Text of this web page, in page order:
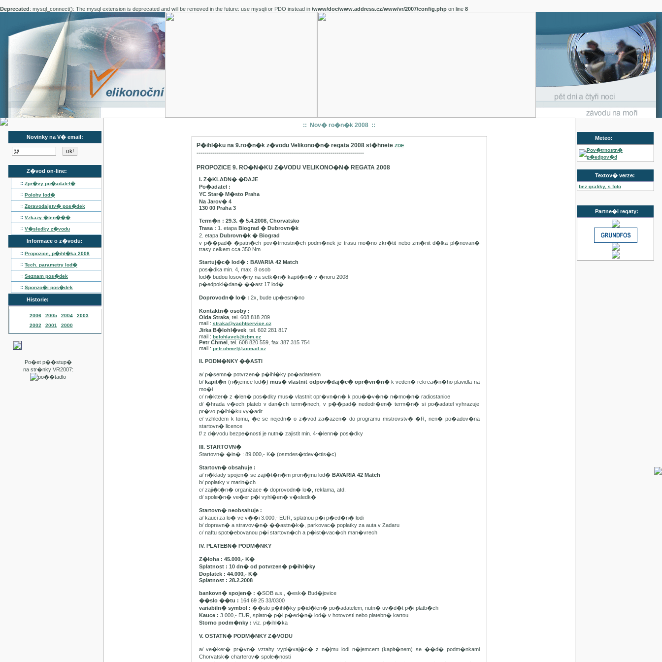
Deprecated: mysql_connect(): The mysql extension is deprecated and will be removed in the future: use mysqli or PDO instead in /www/doc/www.address.cz/www/vr/2007/config.php on line 8
Novinky na V� email:
Z�vod on-line:
:: Zpr�vy po�adatel�
:: Polohy lod�
:: Zpravodajstv� pos�dek
:: Vzkazy �ten���
:: V�sledky z�vodu
Informace o z�vodu:
:: Propozice, p�ihl�ka 2008
:: Tech. parametry lod�
:: Seznam pos�dek
:: Sponzo�i pos�dek
Historie:
2006 2005 2004
2003
2002
2001 2000
Po�et p��stup�
na str�nky VR2007:
:: Nov� ro�n�k 2008 ::
P�ihl�ku na 9.ro�n�k z�vodu Velikono�n� regata 2008 st�hnete ZDE
-------------------------------------------------------------------------------------
PROPOZICE 9. RO�N�KU Z�VODU VELIKONO�N� REGATA 2008
I. Z�KLADN� �DAJE
Po�adatel :
YC Star� M�sto Praha
Na Jarov� 4
130 00 Praha 3
Term�n : 29.3. � 5.4.2008, Chorvatsko
Trasa : 1. etapa Biograd � Dubrovn�k
2. etapa Dubrovn�k � Biograd
v p��pad� �patn�ch pov�trnostn�ch podm�nek je trasu mo�no zkr�tit nebo zm�nit d�lka pl�novan�
trasy celkem cca 350 Nm
Startuj�c� lod� : BAVARIA 42 Match
pos�dka min. 4, max. 8 osob
lod� budou losov�ny na setk�n� kapit�n� v �noru 2008
p�edpokl�dan� ��ast 17 lod�
Doprovodn� lo� : 2x, bude up�esn�no
Kontaktn� osoby :
Olda Straka, tel. 608 818 209
mail : straka@yachtservice.cz
Jirka B�lohl�vek, tel. 602 281 817
mail : belohlavek@zbm.cz
Petr Chmel, tel. 608 820 559, fax 387 315 754
mail : petr.chmel@acmail.cz
II. PODM�NKY ��ASTI
a/ p�semn� potvrzen� p�ihl�ky po�adatelem
b/ kapit�n (n�jemce lod�) mus� vlastnit odpov�daj�c� opr�vn�n� k veden� rekrea�n�ho plavidla na
mo�i
c/ n�kter� z �len� pos�dky mus� vlastnit opr�vn�n� k pou��v�n� n�mo�n� radiostanice
d/ �hrada v�ech plateb v dan�ch term�nech, v p��pad� nedodr�en� term�n� si po�adatel vyhrazuje
pr�vo p�ihl�ku vy�adit
e/ vzhledem k tomu, �e se nejedn� o z�vod za�azen� do programu mistrovstv� �R, nen� po�adov�na
startovn� licence
f/ z d�vodu bezpe�nosti je nutn� zajistit min. 4-�lenn� pos�dky
III. STARTOVN�
Startovn� �in� : 89.000,- K� (osmdes�tdev�ttis�c)
Startovn� obsahuje :
a/ n�klady spojen� se zaji�t�n�m pron�jmu lod� BAVARIA 42 Match
b/ poplatky v marin�ch
c/ zaji�t�n� organizace � doprovodn� lo�, reklama, atd.
d/ spole�n� ve�er p�i vyhl�en� v�sledk�
Startovn� neobsahuje :
a/ kauci za lo� ve v��i 3.000,- EUR, splatnou p�i p�ed�n� lodi
b/ dopravn� a stravov�n� ��astn�k�, parkovac� poplatky za auta v Zadaru
c/ naftu spot�ebovanou p�i startovn�ch a p�ist�vac�ch man�vrech
IV. PLATEBN� PODM�NKY
Z�loha : 45.000,- K�
Splatnost : 10 dn� od potvrzen� p�ihl�ky
Doplatek : 44.000,- K�
Splatnost : 28.2.2008
bankovn� spojen� : �SOB a.s., �esk� Bud�jovice
��slo ��tu : 164 69 25 33/0300
variabiln� symbol : ��slo p�ihl�ky p�id�len� po�adatelem, nutn� uv�d�t p�i platb�ch
Kauce : 3.000,- EUR, splatn� p�i p�ed�n� lod� v hotovosti nebo platebn� kartou
Storno podm�nky : viz. p�ihl�ka
V. OSTATN� PODM�NKY Z�VODU
a/ ve�ker� pr�vn� vztahy vypl�vaj�c� z n�jmu lodi n�jemcem (kapit�nem) se ��d� podm�nkami
Chorvatsk� charterov� spole�nosti
Meteo:
Pov�trnostn�
p�edpov�d
Textov� verze:
bez grafiky, s foto
Partne�i regaty: